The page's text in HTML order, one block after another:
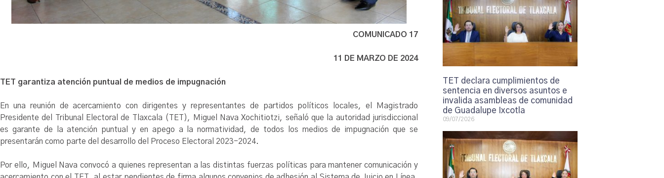
COMUNICADO 17
11 DE MARZO DE 2024
TET garantiza atención puntual de medios de impugnación
En una reunión de acercamiento con dirigentes y representantes de partidos políticos locales, el Magistrado
Presidente del Tribunal Electoral de Tlaxcala (TET), Miguel Nava Xochitiotzi, señaló que la autoridad jurisdiccional
es garante de la atención puntual y en apego a la normatividad, de todos los medios de impugnación que se
presentarán como parte del desarrollo del Proceso Electoral 2023-2024.
Por ello, Miguel Nava convocó a quienes representan a las distintas fuerzas políticas para mantener comunicación y
TET declara cumplimientos de
sentencia en diversos asuntos e
invalida asambleas de comunidad
de Guadalupe Ixcotla
09/07/2026